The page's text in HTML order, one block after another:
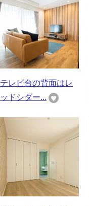
テレビ台の背面はレ
ッドシダー...